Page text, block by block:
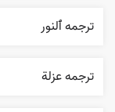
ترجمه ٱلنور
ترجمه عزلة